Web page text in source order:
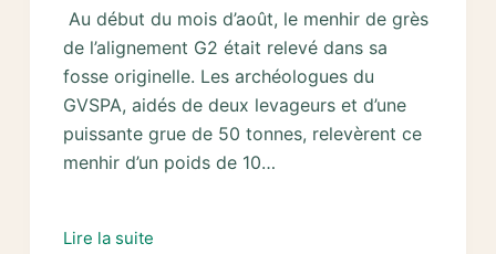
Au début du mois d’août, le menhir de grès
de l’alignement G2 était relevé dans sa
fosse originelle. Les archéologues du
GVSPA, aidés de deux levageurs et d’une
puissante grue de 50 tonnes, relevèrent ce
menhir d’un poids de 10…
Lire la suite2008